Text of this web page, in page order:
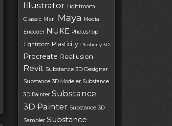
Illustrator Lightroom
Classic Mari Maya
Media
Encoder NUKE Photoshop
Lightroom Plasticity Plasticity 3D
Procreate Reallusion
Revit Substance 3D Designer
Substance 3D Modeler Substance
3D Painter Substance
3D Painter Substance 3D
Sampler Substance